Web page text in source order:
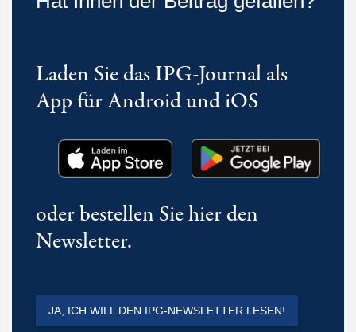
Laden Sie das IPG-Journal als
App für Android und iOS
oder bestellen Sie hier den
Newsletter.
JA, ICH WILL DEN IPG-NEWSLETTER LESEN!